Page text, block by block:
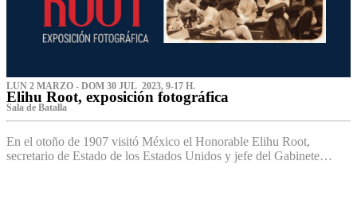
LUN 2 MARZO - DOM 30 JUL 2023, 9-17 H.
Elihu Root, exposición fotográfica
Sala de Batalla
En el otoño de 1907 visitó México el Honorable Elihu Root,
secretario de Estado de los Estados Unidos y jefe del Gabinete…